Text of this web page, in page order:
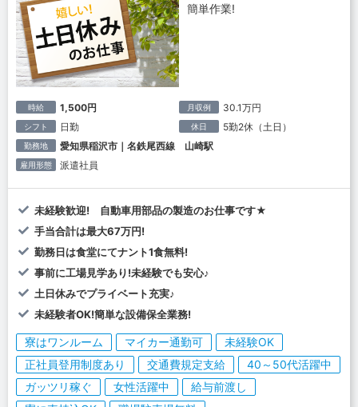
簡単作業!
時給 1,500円 月収例 30.1万円
シフト 日勤 休日 5勤2休（土日）
勤務地 愛知県稲沢市｜名鉄尾西線 山崎駅
雇用形態 派遣社員
未経験歓迎! 自動車用部品の製造のお仕事です★
手当合計は最大67万円!
勤務日は食堂にてナント1食無料!
事前に工場見学あり!未経験でも安心♪
土日休みでプライベート充実♪
未経験者OK!簡単な設備保全業務!
寮はワンルーム マイカー通勤可
未経験OK
正社員登用制度あり
交通費規定支給
40～50代活躍中
ガッツリ稼ぐ
女性活躍中
給与前渡し